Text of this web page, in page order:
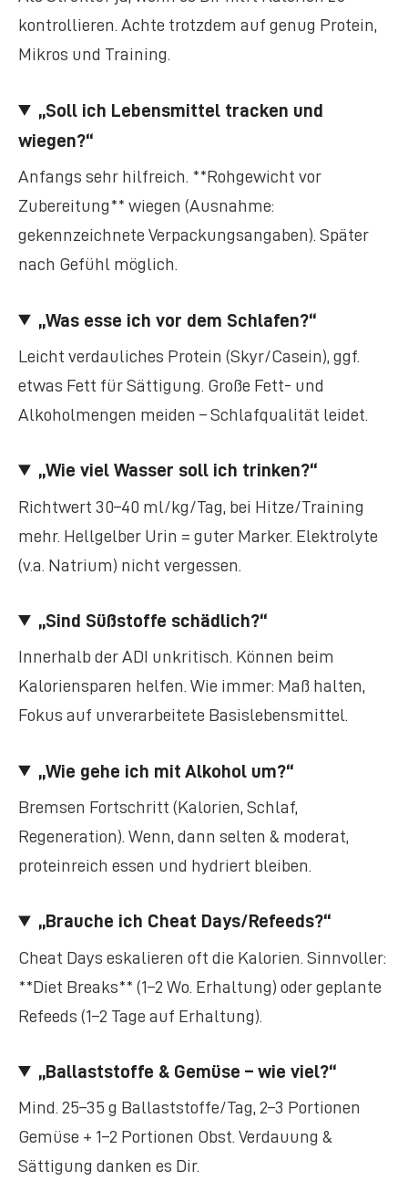
kontrollieren. Achte trotzdem auf genug Protein,
Mikros und Training.
„Soll ich Lebensmittel tracken und
wiegen?“
Anfangs sehr hilfreich. **Rohgewicht vor
Zubereitung** wiegen (Ausnahme:
gekennzeichnete Verpackungsangaben). Später
nach Gefühl möglich.
„Was esse ich vor dem Schlafen?“
Leicht verdauliches Protein (Skyr/Casein), ggf.
etwas Fett für Sättigung. Große Fett- und
Alkoholmengen meiden – Schlafqualität leidet.
„Wie viel Wasser soll ich trinken?“
Richtwert 30–40 ml/kg/Tag, bei Hitze/Training
mehr. Hellgelber Urin = guter Marker. Elektrolyte
(v.a. Natrium) nicht vergessen.
„Sind Süßstoffe schädlich?“
Innerhalb der ADI unkritisch. Können beim
Kaloriensparen helfen. Wie immer: Maß halten,
Fokus auf unverarbeitete Basislebensmittel.
„Wie gehe ich mit Alkohol um?“
Bremsen Fortschritt (Kalorien, Schlaf,
Regeneration). Wenn, dann selten & moderat,
proteinreich essen und hydriert bleiben.
„Brauche ich Cheat Days/Refeeds?“
Cheat Days eskalieren oft die Kalorien. Sinnvoller:
**Diet Breaks** (1–2 Wo. Erhaltung) oder geplante
Refeeds (1–2 Tage auf Erhaltung).
„Ballaststoffe & Gemüse – wie viel?“
Mind. 25–35 g Ballaststoffe/Tag, 2–3 Portionen
Gemüse + 1–2 Portionen Obst. Verdauung &
Sättigung danken es Dir.